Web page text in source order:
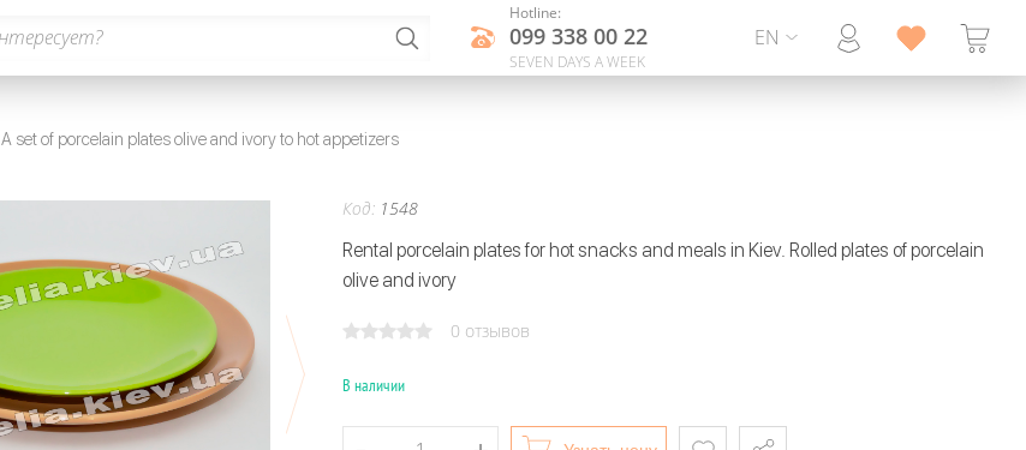
Hotline:
099 338 00 22
SEVEN DAYS A WEEK
EN
A set of porcelain plates olive and ivory to hot appetizers
Код: 1548
Rental porcelain plates for hot snacks and meals in Kiev. Rolled plates of porcelain
olive and ivory
0 отзывов
В наличии